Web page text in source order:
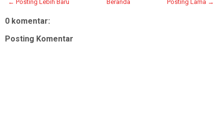
← Posting Lebih Baru Posting Lama →
Beranda
0 komentar:
Posting Komentar